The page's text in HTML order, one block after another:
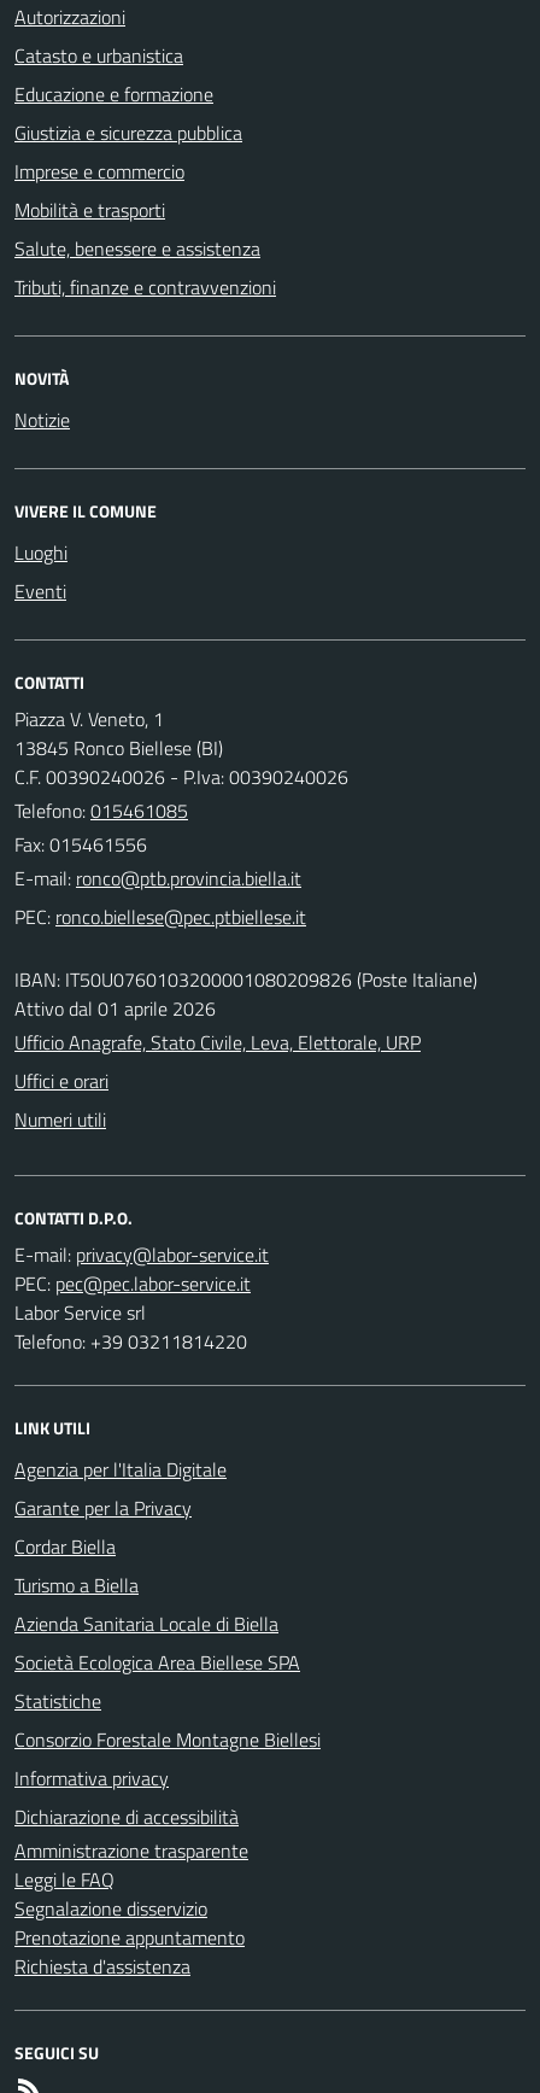
Autorizzazioni
Catasto e urbanistica
Educazione e formazione
Giustizia e sicurezza pubblica
Imprese e commercio
Mobilità e trasporti
Salute, benessere e assistenza
Tributi, finanze e contravvenzioni
NOVITÀ
Notizie
VIVERE IL COMUNE
Luoghi
Eventi
CONTATTI
Piazza V. Veneto, 1
13845 Ronco Biellese (BI)
C.F. 00390240026 - P.Iva: 00390240026
Telefono:015461085
Fax: 015461556
E-mail:
PEC:
IBAN: IT50U0760103200001080209826 (Poste Italiane)
Attivo dal 01 aprile 2026
Ufficio Anagrafe, Stato Civile, Leva, Elettorale, URP
Uffici e orari
Numeri utili
CONTATTI D.P.O.
E-mail:
PEC:
Labor Service srl
Telefono: +39 03211814220
LINK UTILI
Agenzia per l'Italia Digitale
Garante per la Privacy
Cordar Biella
Turismo a Biella
Azienda Sanitaria Locale di Biella
Società Ecologica Area Biellese SPA
Statistiche
Consorzio Forestale Montagne Biellesi
Informativa privacy
Dichiarazione di accessibilità
Amministrazione trasparente
Leggi le FAQ
Segnalazione disservizio
Prenotazione appuntamento
Richiesta d'assistenza
SEGUICI SU